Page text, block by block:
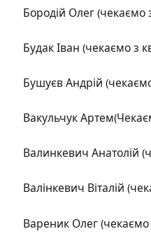
Бородій Олег (чекаємо
Будак Іван (чекаємо з
Бушуєв Андрій
Вакульчук
Валинкевич Анатолій
Валінкевич Віталій
Вареник Олег